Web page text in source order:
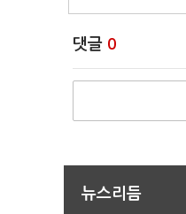
댓글 0
뉴스리듬